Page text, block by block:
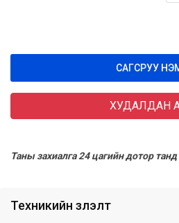
САГСРУУ
ХУДАЛДАН
Таны захиалга 24 цагийн дотор танд
Техникийн үзүүлэлт